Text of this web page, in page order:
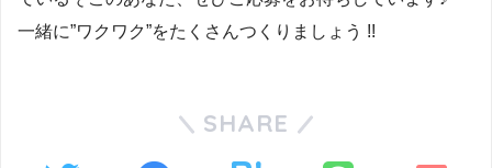
一緒に”ワクワク”をたくさんつくりましょう !!
SHARE